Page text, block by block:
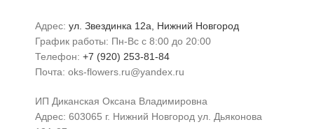
Адрес: ул. Звездинка 12а, Нижний Новгород
График работы: Пн-Вс с 8:00 до 20:00
Телефон: +7 (920) 253-81-84
Почта: oks-flowers.ru@yandex.ru
ИП Диканская Оксана Владимировна
Адрес: 603065 г. Нижний Новгород ул. Дьяконова